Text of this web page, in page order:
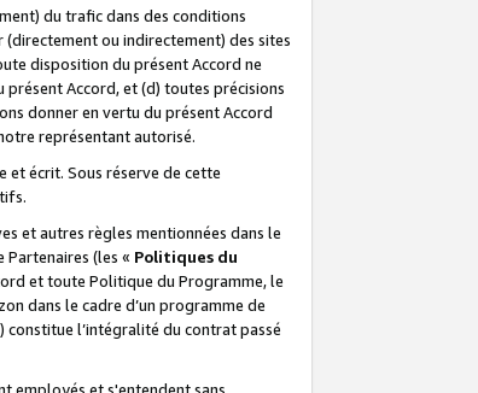
du trafic dans des conditions
ou indirectement) des sites
disposition du présent Accord ne
Accord, et (d) toutes précisions
donner en vertu du présent Accord
représentant autorisé.
et écrit. Sous réserve de cette
et autres règles mentionnées dans le
(les « Politiques du
et toute Politique du Programme, le
dans le cadre d’un programme de
l’intégralité du contrat passé